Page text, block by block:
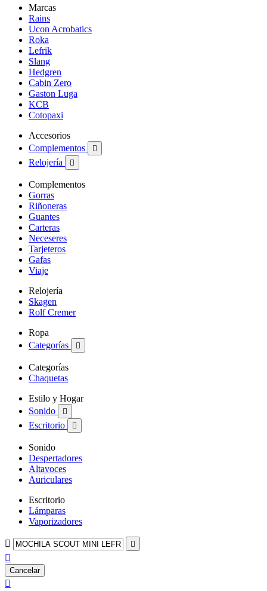
Marcas
Rains
Ucon Acrobatics
Roka
Lefrik
Slang
Hedgren
Cabin Zero
Gaston Luga
KCB
Cotopaxi
Accesorios
Complementos

Relojería 
Complementos
Gorras
Riñoneras
Guantes
Carteras
Neceseres
Tarjeteros
Gafas
Viaje
Relojería
Skagen
Rolf Cremer
Ropa
Categorías

Categorías
Chaquetas
Estilo y Hogar
Sonido

Escritorio 
Sonido
Despertadores
Altavoces
Auriculares
Escritorio
Lámparas
Vaporizadores
 

Cancelar
